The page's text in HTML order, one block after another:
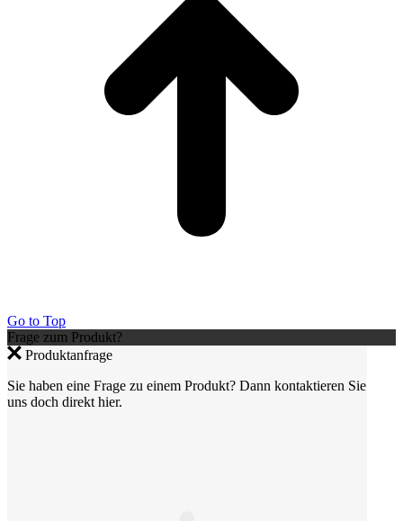
Go to Top
Frage zum Produkt?
Produktanfrage
Sie haben eine Frage zu einem Produkt? Dann kontaktieren Sie
uns doch direkt hier.